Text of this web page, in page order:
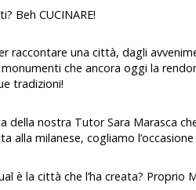
Beh CUCINARE!
raccontare una città, dagli
monumenti che ancora oggi la
tradizioni!
della nostra Tutor Sara Marasca
alla milanese, cogliamo
è la città che l’ha creata? Proprio